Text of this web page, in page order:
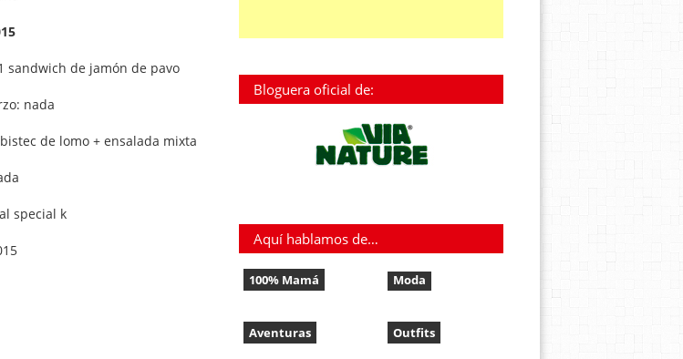
sandwich de jamón de pavo
nada
de lomo + ensalada mixta
special k
Bloguera oficial de:
Aquí hablamos de…
100% Mamá
Aventuras
Moda
Outfits